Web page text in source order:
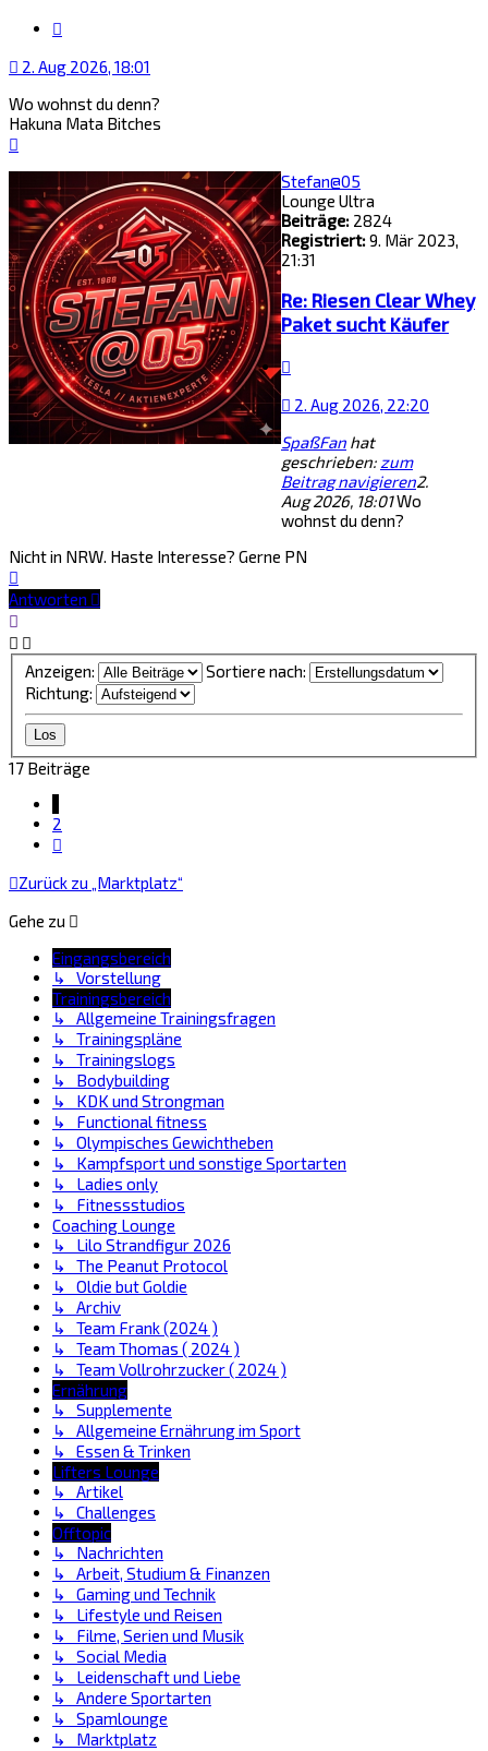
2. Aug 2026, 18:01
Wo wohnst du denn?
Hakuna Mata Bitches
Stefan@05
Lounge Ultra
Beiträge: 2824
Registriert:9. Mär 2023,
21:31
Re: Riesen Clear Whey
Paket sucht Käufer
2. Aug 2026, 22:20
SpaßFan hat
geschrieben: zum
Beitrag navigieren2.
Aug 2026, 18:01Wo
wohnst du denn?
Nicht in NRW. Haste Interesse? Gerne PN
oben
Antworten
Anzeigen:
Sortiere nach:
Richtung:
17 Beiträge
2
Zurück zu „Marktplatz“
Gehe zu
Eingangsbereich
↳ Vorstellung
Trainingsbereich
↳ Allgemeine Trainingsfragen
↳ Trainingspläne
↳ Trainingslogs
↳ Bodybuilding
↳ KDK und Strongman
↳ Functional fitness
↳ Olympisches Gewichtheben
↳ Kampfsport und sonstige Sportarten
↳ Ladies only
↳ Fitnessstudios
Coaching Lounge
↳ Lilo Strandfigur 2026
↳ The Peanut Protocol
↳ Oldie but Goldie
↳ Archiv
↳ Team Frank (2024 )
↳ Team Thomas ( 2024 )
↳ Team Vollrohrzucker ( 2024 )
Ernährung
↳ Supplemente
↳ Allgemeine Ernährung im Sport
↳ Essen & Trinken
Lifters Lounge
↳ Artikel
↳ Challenges
Offtopic
↳ Nachrichten
↳ Arbeit, Studium & Finanzen
↳ Gaming und Technik
↳ Lifestyle und Reisen
↳ Filme, Serien und Musik
↳ Social Media
↳ Leidenschaft und Liebe
↳ Andere Sportarten
↳ Spamlounge
↳ Marktplatz